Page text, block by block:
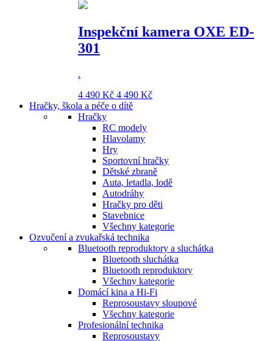
Inspekční kamera OXE ED-
301
.
4 490 Kč 4 490 Kč
Hračky, škola a péče o dítě
Hračky
RC modely
Hlavolamy
Hry
Sportovní hračky
Dětské zbraně
Auta, letadla, lodě
Autodráhy
Hračky pro děti
Stavebnice
Všechny kategorie
Ozvučení a zvukařská technika
Bluetooth reproduktory a sluchátka
Bluetooth sluchátka
Bluetooth reproduktory
Všechny kategorie
Domácí kina a Hi-Fi
Reprosoustavy sloupové
Všechny kategorie
Profesionální technika
Reprosoustavy